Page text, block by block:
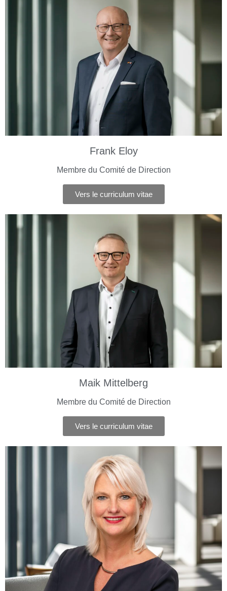
Frank Eloy
Membre du Comité de Direction
Vers le curriculum vitae
Maik Mittelberg
Membre du Comité de Direction
Vers le curriculum vitae